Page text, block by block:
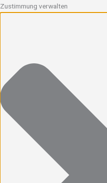
Zustimmung verwalten